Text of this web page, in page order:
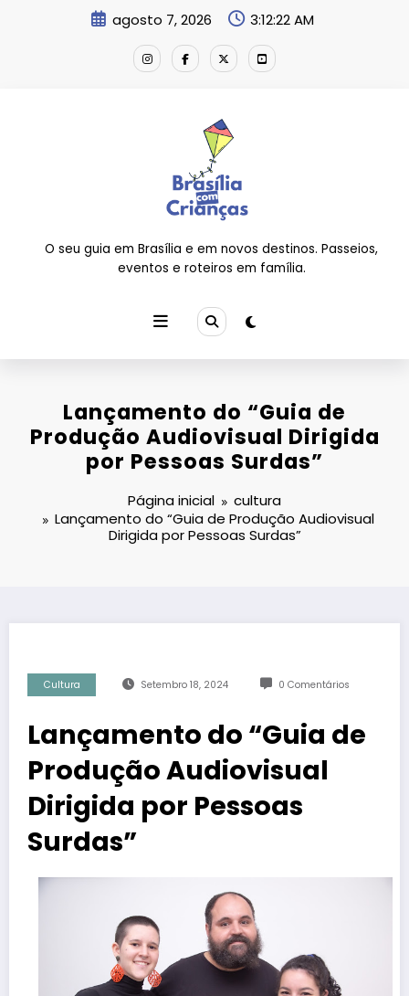
agosto 7, 2026 3:12:23 AM
O seu guia em Brasília e em novos destinos. Passeios,
eventos e roteiros em família.
Lançamento do “Guia de
Produção Audiovisual Dirigida
por Pessoas Surdas”
Página inicial
cultura
Lançamento do “Guia de Produção Audiovisual
Dirigida por Pessoas Surdas”
Cultura Setembro 18, 2024 0 Comentários
Lançamento do “Guia de
Produção Audiovisual
Dirigida por Pessoas
Surdas”